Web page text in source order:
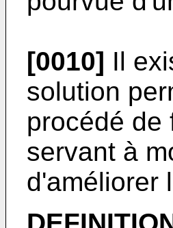
[0010] Il
solution
procédé de
servant à
d'améliorer